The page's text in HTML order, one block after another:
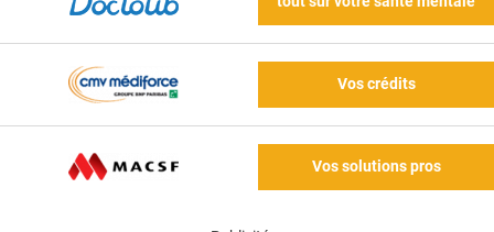
Vos crédits
Vos solutions pros